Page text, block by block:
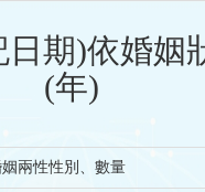
期)依婚
(年)
兩性性別、數量